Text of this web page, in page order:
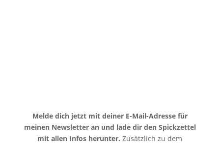
Melde dich jetzt mit deiner E-Mail-Adresse für
meinen Newsletter an und lade dir den Spickzettel
mit allen Infos herunter. Zusätzlich zu dem